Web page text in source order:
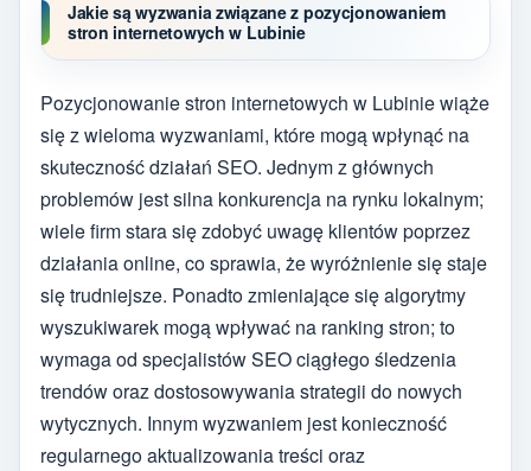
Jakie są wyzwania związane z pozycjonowaniem
stron internetowych w Lubinie
Pozycjonowanie stron internetowych w Lubinie wiąże
się z wieloma wyzwaniami, które mogą wpłynąć na
skuteczność działań SEO. Jednym z głównych
problemów jest silna konkurencja na rynku lokalnym;
wiele firm stara się zdobyć uwagę klientów poprzez
działania online, co sprawia, że wyróżnienie się staje
się trudniejsze. Ponadto zmieniające się algorytmy
wyszukiwarek mogą wpływać na ranking stron; to
wymaga od specjalistów SEO ciągłego śledzenia
trendów oraz dostosowywania strategii do nowych
wytycznych. Innym wyzwaniem jest konieczność
regularnego aktualizowania treści oraz